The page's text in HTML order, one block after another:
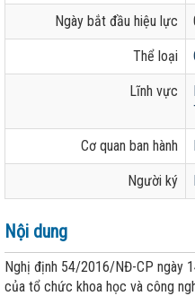
Ngày bắt đầu hiệu lực
Thể loại
Lĩnh vực
Cơ quan ban hành
Người ký
Nội dung
Nghị định 54/2016/NĐ-CP ngày
của tổ chức khoa học và công